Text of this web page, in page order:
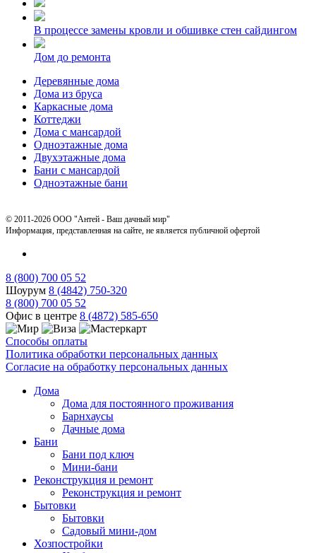
В процессе замены кровли и обшивке стен сайдингом
Дом до ремонта
Деревянные дома
Дома из бруса
Каркасные дома
Коттеджи
Дома с мансардой
Одноэтажные дома
Двухэтажные дома
Бани с мансардой
Одноэтажные бани
© 2011-2026 ООО "Антей - Ваш дачный мир"
Информация, представленная на сайте, не является публичной офертой
8 (800) 700 05 52
Шоурум 8 (4842) 750-320
8 (800) 700 05 52
Офис в центре 8 (4872) 585-650
Способы оплаты
Политика обработки персональных данных
Согласие на обработку персональных данных
Дома
Дома для постоянного проживания
Барнхаусы
Дачные дома
Бани
Бани под ключ
Мини-бани
Реконструкция и ремонт
Реконструкция и ремонт
Бытовки
Бытовки
Садовый мини-дом
Хозпостройки